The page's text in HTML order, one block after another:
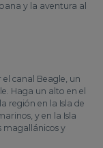
y la aventura al
canal Beagle, un
Haga un alto en el
región en la Isla de
y en la Isla
magallánicos y